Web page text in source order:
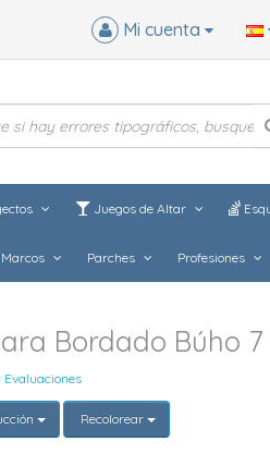
Mi cuenta
Juegos de Altar
Marcos Parches Profesiones
Bordado Búho 7
Evaluaciones
Recolorear